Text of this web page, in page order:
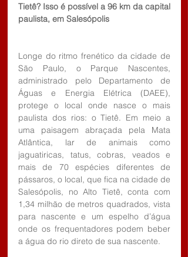
Tietê? Isso é possível a 96 km da capital
paulista, em Salesópolis
Longe do ritmo frenético da cidade de
São Paulo, o Parque Nascentes,
administrado pelo Departamento de
Águas e Energia Elétrica (DAEE),
protege o local onde nasce o mais
paulista dos rios: o Tietê. Em meio a
uma paisagem abraçada pela Mata
Atlântica, lar de animais como
jaguatiricas, tatus, cobras, veados e
mais de 70 espécies diferentes de
pássaros, o local, que fica na cidade de
Salesópolis, no Alto Tietê, conta com
1,34 milhão de metros quadrados, vista
para nascente e um espelho d’água
onde os frequentadores podem beber
a água do rio direto de sua nascente.